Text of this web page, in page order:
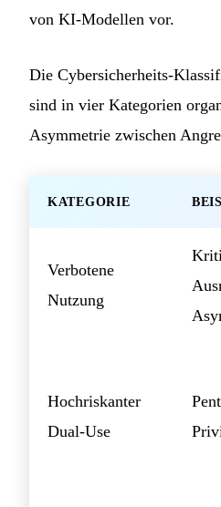
von KI-Modellen vor.
Die Cybersicherheits-
sind in vier Kategorien
Asymmetrie zwischen
KATEGORIE
Verbotene
Nutzung
Hochriskanter
Dual-Use